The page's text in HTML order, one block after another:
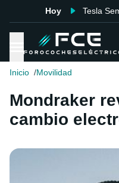
Hoy Tesla
Inicio Movilidad
Mondraker
cambio